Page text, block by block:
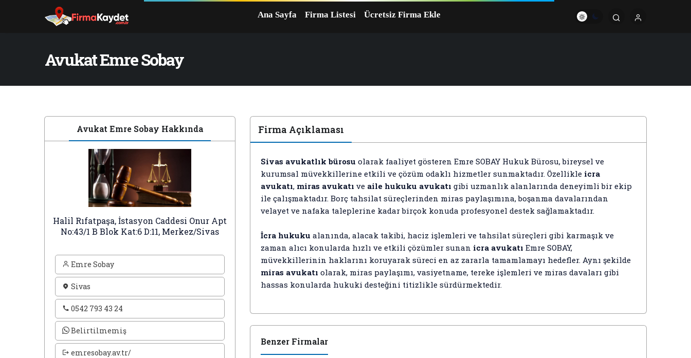
Ana Sayfa Firma Listesi Ücretsiz Firma Ekle
Avukat Emre Sobay
Avukat Emre Sobay Hakkında
Halil Rıfatpaşa, İstasyon Caddesi Onur Apt
No:43/1 B Blok Kat:6 D:11, Merkez/Sivas
Emre Sobay
Sivas
0542 793 43 24
Belirtilmemiş
emresobay.av.tr/
Firma Açıklaması
Sivas avukatlık bürosu olarak faaliyet gösteren Emre SOBAY Hukuk Bürosu, bireysel ve
kurumsal müvekkillerine etkili ve çözüm odaklı hizmetler sunmaktadır. Özellikleicra
avukatı, miras avukatı ve aile hukuku avukatı gibi uzmanlık alanlarında deneyimli bir ekip
ile çalışmaktadır. Borç tahsilat süreçlerinden miras paylaşımına, boşanma davalarından
velayet ve nafaka taleplerine kadar birçok konuda profesyonel destek sağlamaktadır.
İcra hukuku alanında, alacak takibi, haciz işlemleri ve tahsilat süreçleri gibi karmaşık ve
zaman alıcı konularda hızlı ve etkili çözümler sunanicra avukatı Emre SOBAY,
müvekkillerinin haklarını koruyarak süreci en az zararla tamamlamayı hedefler. Aynı şekilde
miras avukatı olarak, miras paylaşımı, vasiyetname, tereke işlemleri ve miras davaları gibi
hassas konularda hukuki desteğini titizlikle sürdürmektedir.
Benzer Firmalar